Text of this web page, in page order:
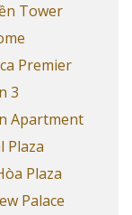
Tower
Premier
3
Apartment
Plaza
Plaza
Palace